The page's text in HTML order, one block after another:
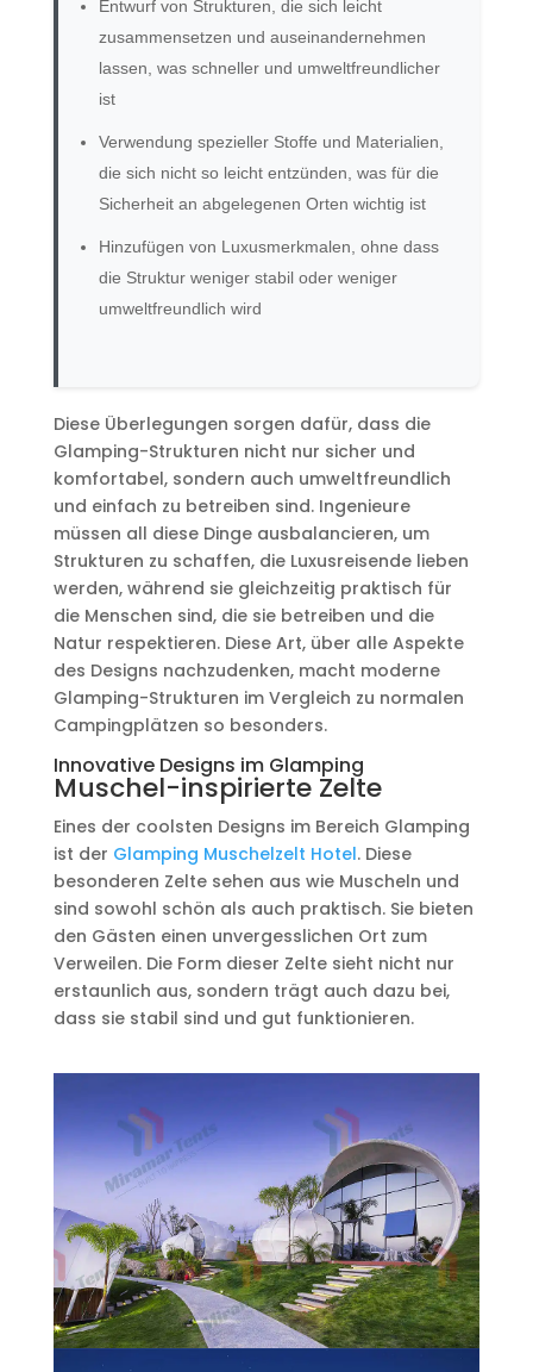
Entwurf von Strukturen, die sich leicht
zusammensetzen und auseinandernehmen
lassen, was schneller und umweltfreundlicher
ist
Verwendung spezieller Stoffe und Materialien,
die sich nicht so leicht entzünden, was für die
Sicherheit an abgelegenen Orten wichtig ist
Hinzufügen von Luxusmerkmalen, ohne dass
die Struktur weniger stabil oder weniger
umweltfreundlich wird
Diese Überlegungen sorgen dafür, dass die
Glamping-Strukturen nicht nur sicher und
komfortabel, sondern auch umweltfreundlich
und einfach zu betreiben sind. Ingenieure
müssen all diese Dinge ausbalancieren, um
Strukturen zu schaffen, die Luxusreisende lieben
werden, während sie gleichzeitig praktisch für
die Menschen sind, die sie betreiben und die
Natur respektieren. Diese Art, über alle Aspekte
des Designs nachzudenken, macht moderne
Glamping-Strukturen im Vergleich zu normalen
Campingplätzen so besonders.
Innovative Designs im Glamping
Muschel-inspirierte Zelte
Eines der coolsten Designs im Bereich Glamping
ist der Glamping Muschelzelt Hotel. Diese
besonderen Zelte sehen aus wie Muscheln und
sind sowohl schön als auch praktisch. Sie bieten
den Gästen einen unvergesslichen Ort zum
Verweilen. Die Form dieser Zelte sieht nicht nur
erstaunlich aus, sondern trägt auch dazu bei,
dass sie stabil sind und gut funktionieren.